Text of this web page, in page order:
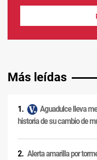
Más leídas
Aguadulce lleva
historia de su cambio de
Alerta amarilla por